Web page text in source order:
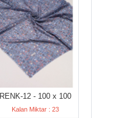
RENK-12 - 100 x 100
Kalan Miktar : 23